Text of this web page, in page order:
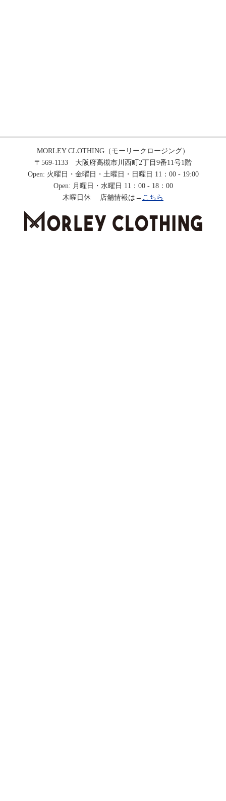
MORLEY CLOTHING（モーリークロージング）
〒569-1133 大阪府高槻市川西町2丁目9番11号1階
Open: 火曜日・金曜日・土曜日・日曜日 11：00 - 19:00
Open: 月曜日・水曜日 11：00 - 18：00
木曜日休 店舗情報は→ こちら